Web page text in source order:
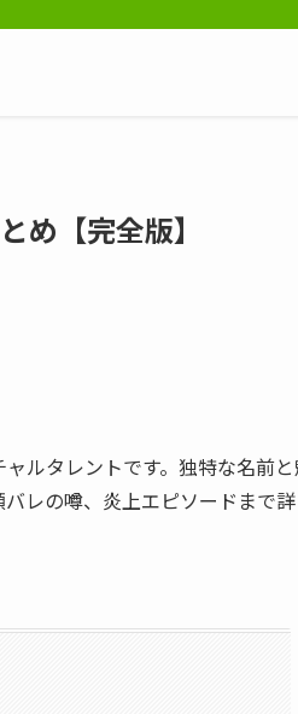
め【完全版】
ルタレントです。独特な名前
レの噂、炎上エピソードまで